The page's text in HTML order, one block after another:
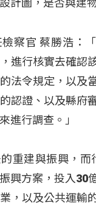
計圖，是否與建
察官 蔡勝浩：
進行核實去確認
法令規定，以及
認證、以及縣府
進行調查。」
重建與振興，而
興方案，投入30
，以及公共運輸